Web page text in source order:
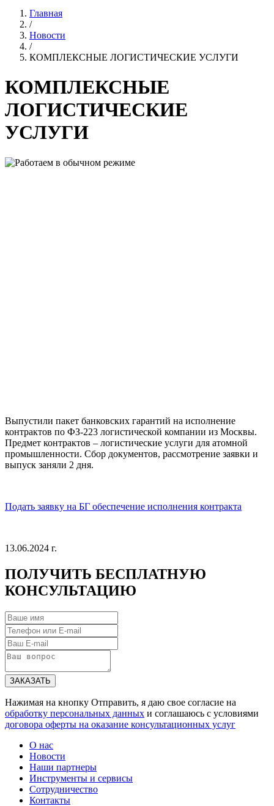
Главная
/
Новости
/
КОМПЛЕКСНЫЕ ЛОГИСТИЧЕСКИЕ УСЛУГИ
КОМПЛЕКСНЫЕ
ЛОГИСТИЧЕСКИЕ
УСЛУГИ
Выпустили пакет банковских гарантий на исполнение
контрактов по ФЗ-223 логистической компании из Москвы.
Предмет контрактов – логистические услуги для атомной
промышленности. Сбор документов, рассмотрение заявки и
выпуск заняли 2 дня.
Подать заявку на БГ обеспечение исполнения контракта
13.06.2024 г.
ПОЛУЧИТЬ БЕСПЛАТНУЮ
КОНСУЛЬТАЦИЮ
ЗАКАЗАТЬ
Нажимая на кнопку Отправить, я даю свое согласие на
обработку персональных данных и соглашаюсь с условиями
договора оферты на оказание консультационных услуг
О нас
Новости
Наши партнеры
Инструменты и сервисы
Сотрудничество
Контакты